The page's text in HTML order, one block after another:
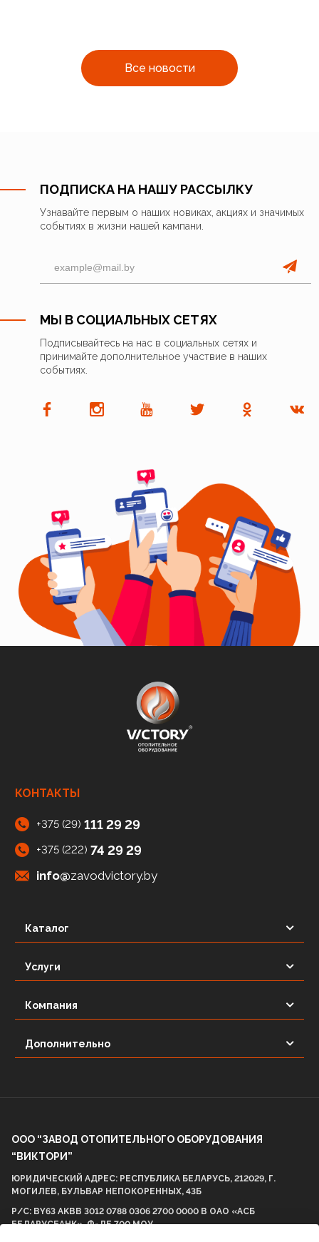
Все новости
ПОДПИСКА НА НАШУ РАССЫЛКУ
Узнавайте первым о наших новиках, акциях и значимых
событиях в жизни нашей кампани.
МЫ В СОЦИАЛЬНЫХ СЕТЯХ
Подписывайтесь на нас в социальных сетях и
принимайте дополнительное участвие в наших
событиях.
Каталог
Услуги
Компания
Дополнительно
КОНТАКТЫ
+375 (29) 111 29 29
+375 (222) 74 29 29
info@zavodvictory.by
ООО “ЗАВОД ОТОПИТЕЛЬНОГО ОБОРУДОВАНИЯ
“ВИКТОРИ”
ЮРИДИЧЕСКИЙ АДРЕС: РЕСПУБЛИКА БЕЛАРУСЬ, 212029, Г.
МОГИЛЕВ, БУЛЬВАР НЕПОКОРЕННЫХ, 43Б
Р/С: BY63 AKBB 3012 0788 0306 2700 0000 В ОАО «АСБ
БЕЛАРУСБАНК», Ф-ЛЕ 700 МОУ